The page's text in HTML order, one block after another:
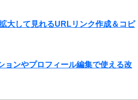
大して見れるURLリンク作成＆コピ
ョンやプロフィール編集で使える改